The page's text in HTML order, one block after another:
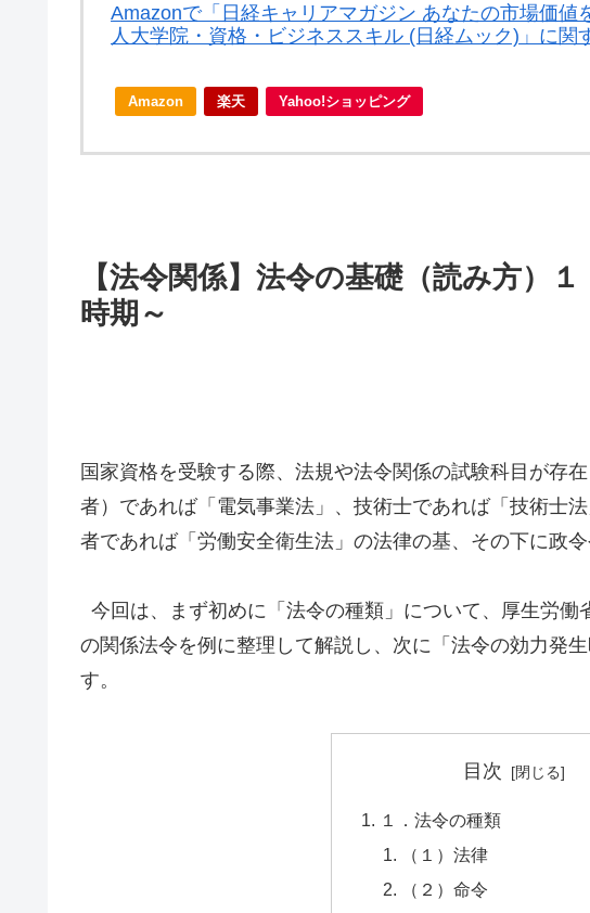
Amazonで「日経キャリアマガジン あなたの市場価値
人大学院・資格・ビジネススキル (日経ムック)」に関
Amazon 楽天 Yahoo!ショッピング
【法令関係】法令の基礎（読み方）
時期～
国家資格を受験する際、法規や法令関係の試験科目が存
者）であれば「電気事業法」、技術士であれば「技術士
者であれば「労働安全衛生法」の法律の基、その下に政
今回は、まず初めに「法令の種類」について、厚生労働
の関係法令を例に整理して解説し、次に「法令の効力発
す。
目次
１．法令の種類
（１）法律
（２）命令